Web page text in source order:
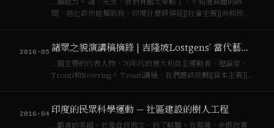
間，但也許你能幫助我，印度什麼時候從[[社會主義]]共和民主
2016-05 諸眾之貌演講稿摘錄 | 吉隆坡Lostgens’ 當代藝術空間
…個主要的代表人物，70年代的意大利自主運動者，理論家，
Tronti和Bowring。 Tronti講過，我們應該反轉[[資本主義]]的
2016-04 印度的民眾科學運動 — 社區建設的樹人工程
…霸道的美國。於是自修俄文，到了蘇聯。在那裡，他既欣賞